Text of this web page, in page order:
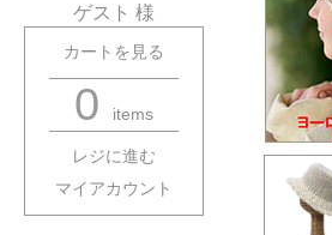
ゲスト 様
カートを見る
0 items
レジに進む
マイアカウント